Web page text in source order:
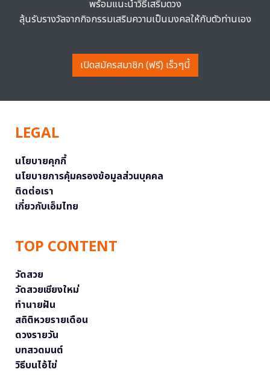
พร้อมแนะนำวิธีเสริมดวง
ลุ้นรับรางวัลจากกิจกรรมเสริมความเป็นมงคลให้กับตัวท่านเอง
เปิดสมัครสมาชิก (ฟรี) เร็วๆนี้
LEGAL
นโยบายคุกกี้
นโยบายการคุ้มครองข้อมูลส่วนบุคคล
ติดต่อเรา
เกี่ยวกับเอ็มไทย
TOP CONTENT
วัดสวย
วัดสวยเชียงใหม่
ทำนายฝัน
สถิติหวยรายเดือน
ดวงรายวัน
บทสวดมนต์
วิธีบนไอ้ไข่